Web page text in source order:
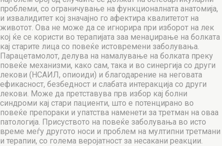
проблеми, со ограничување на функционалната анатомија,
и извалидитет кој значајно го афектира квалитетот на
животот. Ова не може да се игнорира при изборот на лек
кој ќе се користи во терапијата заа менаџирање на болката
кај старите лица со повеќе истовремени заболувања.
Парацетамолот, делува на намалување на болката преку
повеќе механизми, како сам, така и во синергија со други
лекови (НСАИЛ, опиоиди) и благодарение на неговата
ефикасност, безбедност и слабата интеракција со други
лекови. Може да претставува прв избор кај болни
синдроми кај стари пациенти, што е потенцирано во
повеќе препораки и упатства наменети за третман на оваа
патологија. Присуството на повеќе заболувања во исто
време меѓу другото носи и проблем на мултипни третмани
и терапии, со голема веројатност за несакани реакции.